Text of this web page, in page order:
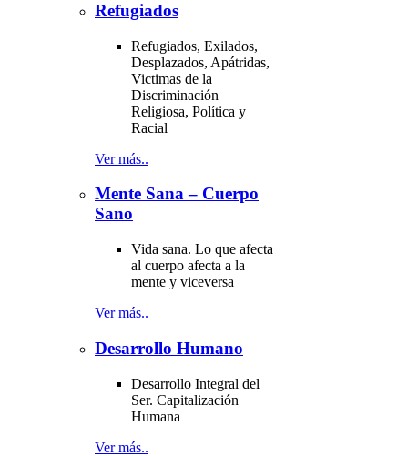
Refugiados
Refugiados, Exilados,
Desplazados, Apátridas,
Victimas de la
Discriminación
Religiosa, Política y
Racial
Ver más..
Mente Sana – Cuerpo
Sano
Vida sana. Lo que afecta
al cuerpo afecta a la
mente y viceversa
Ver más..
Desarrollo Humano
Desarrollo Integral del
Ser. Capitalización
Humana
Ver más..